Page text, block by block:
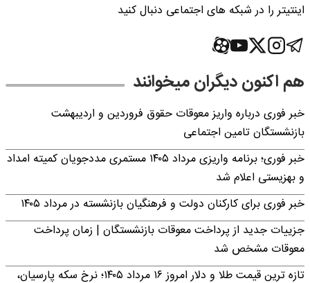
اینتیتر را در شبکه های اجتماعی دنبال کنید
هم اکنون دیگران میخوانند
خبر فوری درباره واریز معوقات حقوق فروردین و اردیبهشت
بازنشستگان تامین اجتماعی
خبر فوری؛ برنامه واریزی مرداد ۱۴۰۵ مستمری مددجویان کمیته امداد
و بهزیستی اعلام شد
خبر فوری برای کارکنان دولت و فرهنگیان بازنشسته در مرداد ۱۴۰۵
جزییات جدید از پرداخت معوقات بازنشستگان | زمان پرداخت
معوقات مشخص شد
تازه ترین قیمت طلا و دلار امروز ۱۶ مرداد ۱۴۰۵؛ نرخ سکه پارسیان،